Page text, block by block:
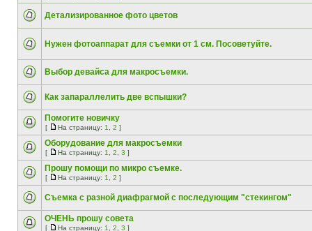
Детализированное фото цветов
Нужен фотоаппарат для съемки от 1 см. Посоветуйте.
Выбор девайса для макросъемки.
Как запараллелить две вспышки?
Помогите новичку
[ На страницу: 1 2 ]
Оборудование для макросъемки
[ На страницу: 1 2 3 ]
Прошу помощи по микро съемке.
[ На страницу: 1 2 ]
Съемка с разной диафрагмой с последующим "стекингом"
ОЧЕНЬ прошу совета
[ На страницу: 1 2 3 ]